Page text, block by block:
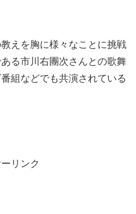
えを胸に様々なことに挑戦
る市川右團次さんとの歌舞
組などでも共演されている
リンク